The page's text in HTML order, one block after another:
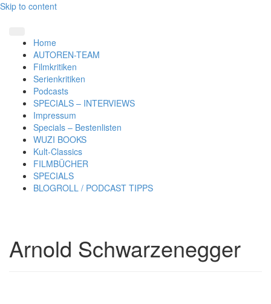
Skip to content
Home
AUTOREN-TEAM
Filmkritiken
Serienkritiken
Podcasts
SPECIALS – INTERVIEWS
Impressum
Specials – Bestenlisten
WUZI BOOKS
Kult-Classics
FILMBÜCHER
SPECIALS
BLOGROLL / PODCAST TIPPS
Arnold Schwarzenegger